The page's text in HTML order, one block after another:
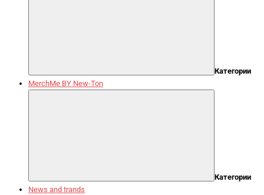
Категории
MerchMe BY New-Ton
Категории
News and trands